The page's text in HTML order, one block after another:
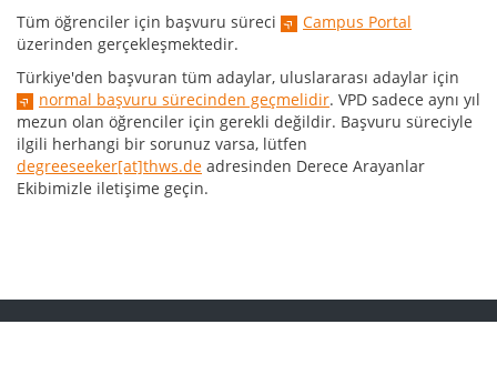
Tüm öğrenciler için başvuru süreci
Campus Portal
üzerinden gerçekleşmektedir.
Türkiye'den başvuran tüm adaylar, uluslararası adaylar için
normal başvuru sürecinden geçmelidir. VPD sadece aynı yıl
mezun olan öğrenciler için gerekli değildir. Başvuru süreciyle
ilgili herhangi bir sorunuz varsa, lütfen
degreeseeker[at]thws.de adresinden Derece Arayanlar
Ekibimizle iletişime geçin.